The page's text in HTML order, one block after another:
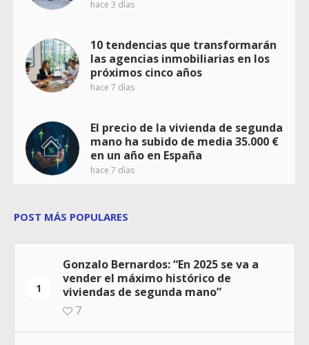
hace 3 días
10 tendencias que transformarán
las agencias inmobiliarias en los
próximos cinco años
hace 7 días
El precio de la vivienda de segunda
mano ha subido de media 35.000 €
en un año en España
hace 7 días
POST MÁS POPULARES
1
Gonzalo Bernardos: “En 2025 se va a
vender el máximo histórico de
viviendas de segunda mano”
7